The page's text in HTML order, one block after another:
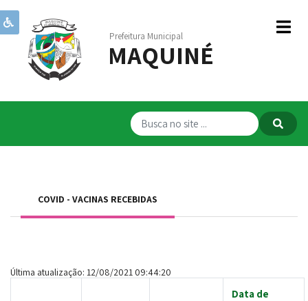
Prefeitura Municipal
MAQUINÉ
Institucional
Governo
ServiçosCOVID - VACINAS RECEBIDAS
Última atualização: 12/08/2021 09:44:20
Data de